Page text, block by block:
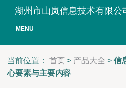
湖州市山岚信息技术有限公
MENU
当前位置： 首页 > 产品大全 > 信
心要素与主要内容